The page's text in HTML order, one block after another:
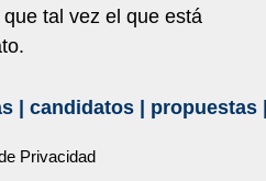
que tal vez el que está
| candidatos| propuestas
Privacidad